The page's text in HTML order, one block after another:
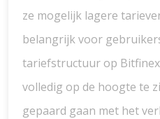
ze mogelijk lagere
belangrijk voor
tariefstructuur op
volledig op de hoogte te
gepaard gaan met het